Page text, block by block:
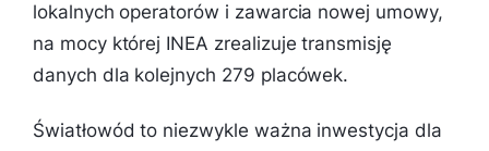
lokalnych operatorów i zawarcia nowej umowy,
na mocy której INEA zrealizuje transmisję
danych dla kolejnych 279 placówek.
Światłowód to niezwykle ważna inwestycja dla